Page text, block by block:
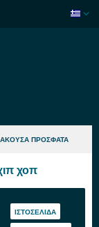
ΆΚΟΥΣΑ ΠΡΌΣΦΑΤΑ
χοπ
ΙΣΤΟΣΕΛΊΔΑ